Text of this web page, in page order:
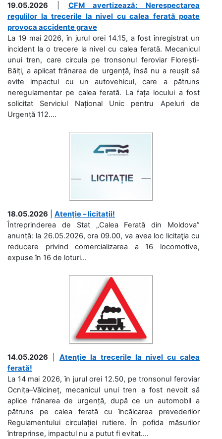
19.05.2026
CFM avertizează: Nerespectarea
regulilor la trecerile la nivel cu calea ferată poate
provoca accidente grave
La 19 mai 2026, în jurul orei 14.15, a fost înregistrat un
incident la o trecere la nivel cu calea ferată. Mecanicul
unui tren, care circula pe tronsonul feroviar Florești-
Bălți, a aplicat frânarea de urgență, însă nu a reușit să
evite impactul cu un autovehicul, care a pătruns
neregulamentar pe calea ferată. La fața locului a fost
solicitat Serviciul Național Unic pentru Apeluri de
Urgență 112....
18.05.2026
Atenție – licitații!
Întreprinderea de Stat „Calea Ferată din Moldova”
anunță: la 26.05.2026, ora 09.00, va avea loc licitaţia cu
reducere privind comercializarea a 16 locomotive,
expuse în 16 de loturi...
14.05.2026
Atenție la trecerile la nivel cu calea
ferată!
La 14 mai 2026, în jurul orei 12.50, pe tronsonul feroviar
Ocnița–Vălcineț, mecanicul unui tren a fost nevoit să
aplice frânarea de urgență, după ce un automobil a
pătruns pe calea ferată cu încălcarea prevederilor
Regulamentului circulației rutiere. În pofida măsurilor
întreprinse, impactul nu a putut fi evitat....